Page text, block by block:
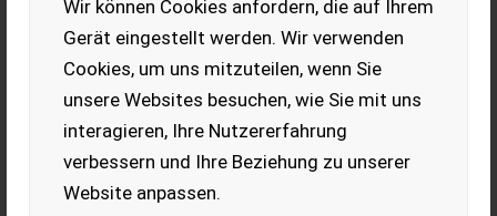
Wir können Cookies anfordern, die auf Ihrem
Gerät eingestellt werden. Wir verwenden
Cookies, um uns mitzuteilen, wenn Sie
unsere Websites besuchen, wie Sie mit uns
interagieren, Ihre Nutzererfahrung
verbessern und Ihre Beziehung zu unserer
Website anpassen.
WERBEPREIS
Der große Dank gilt unserer Agentur Conversionclub